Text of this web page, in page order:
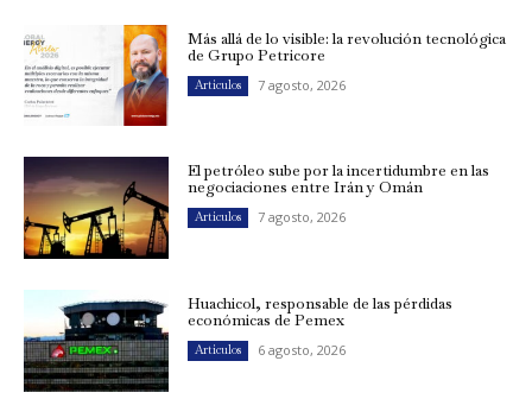
Más allá de lo visible: la revolución tecnológica
de Grupo Petricore
Artículos 7 agosto, 2026
El petróleo sube por la incertidumbre en las
negociaciones entre Irán y Omán
Artículos 7 agosto, 2026
Huachicol, responsable de las pérdidas
económicas de Pemex
Artículos 6 agosto, 2026